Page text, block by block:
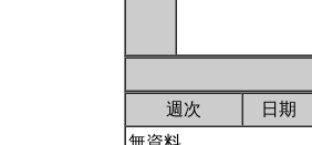
週次
日期